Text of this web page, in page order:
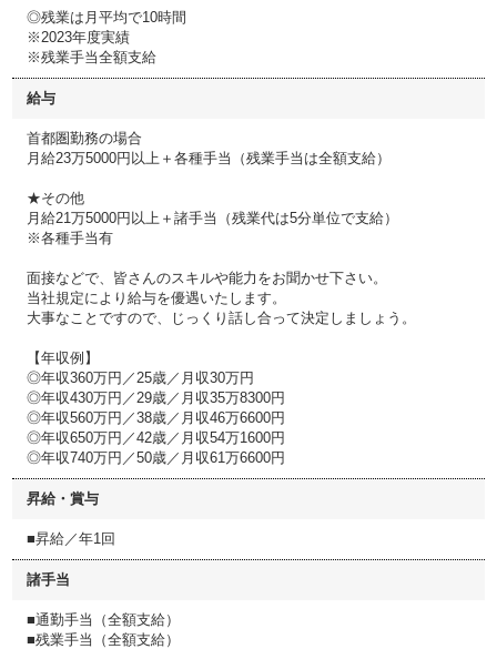
◎残業は月平均で10時間
※2023年度実績
※残業手当全額支給
給与
首都圏勤務の場合
月給23万5000円以上＋各種手当（残業手当は全額支給）
★その他
月給21万5000円以上＋諸手当（残業代は5分単位で支給）
※各種手当有
面接などで、皆さんのスキルや能力をお聞かせ下さい。
当社規定により給与を優遇いたします。
大事なことですので、じっくり話し合って決定しましょう。
【年収例】
◎年収360万円／25歳／月収30万円
◎年収430万円／29歳／月収35万8300円
◎年収560万円／38歳／月収46万6600円
◎年収650万円／42歳／月収54万1600円
◎年収740万円／50歳／月収61万6600円
昇給・賞与
■昇給／年1回
諸手当
■通勤手当（全額支給）
■残業手当（全額支給）